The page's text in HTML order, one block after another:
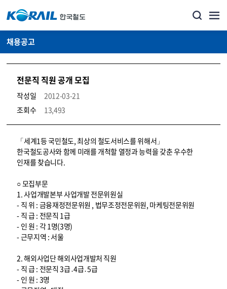
채용공고
전문직 직원 공개 모집
작성일
2012-03-21
조회수
13,493
코레일소개_경영공시_채용공고 상세보기 – 내용, 파일, 담당자 연락처로 구성
「세계1등 국민철도, 최상의 철도서비스를 위해서」
한국철도공사와 함께 미래를 개척할 열정과 능력을 갖춘 우수한
인재를 찾습니다.
○ 모집부문
1. 사업개발본부 사업개발 전문위원실
- 직 위 : 금융재정전문위원 , 법무조정전문위원, 마케팅전문위원
- 직 급 : 전문직 1급
- 인 원 : 각 1명(3명)
- 근무지역 : 서울
2. 해외사업단 해외사업개발처 직원
- 직 급 : 전문직 3급․4급․5급
- 인 원 : 3명